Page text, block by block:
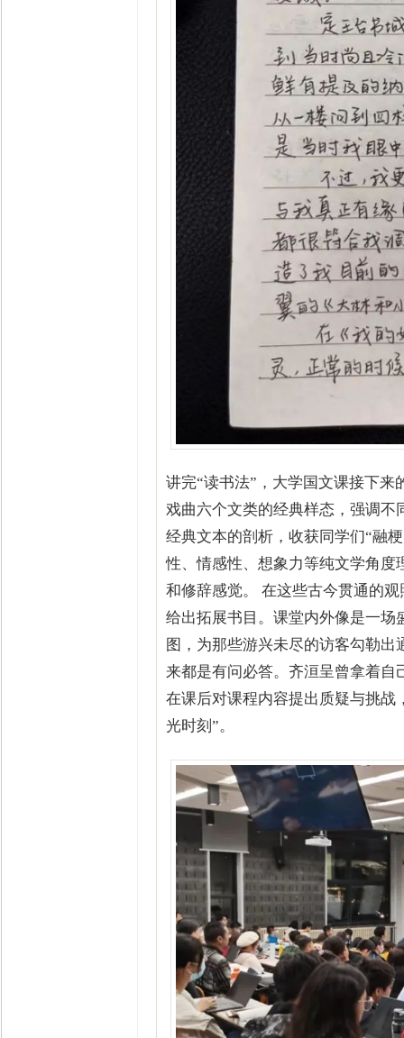
讲完“读书法”，大学国文课接下
戏曲六个文类的经典样态，强调
经典文本的剖析，收获同学们“融
性、情感性、想象力等纯文学角
和修辞感觉。 在这些古今贯通的
给出拓展书目。课堂内外像是一
图，为那些游兴未尽的访客勾勒
来都是有问必答。齐洹呈曾拿着
在课后对课程内容提出质疑与挑战
光时刻”。